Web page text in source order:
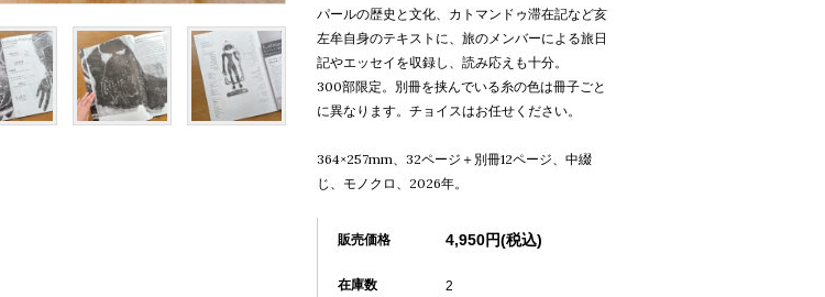
パールの歴史と文化、カトマンドゥ滞在記など亥
左牟自身のテキストに、旅のメンバーによる旅日
記やエッセイを収録し、読み応えも十分。
300部限定。別冊を挟んでいる糸の色は冊子ごと
に異なります。チョイスはお任せください。
364×257mm、32ページ＋別冊12ページ、中綴
じ、モノクロ、2026年。
販売価格 4,950円(税込)
在庫数 2